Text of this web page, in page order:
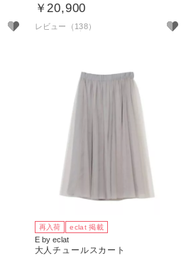
￥20,900
レビュー（138）
再入荷 eclat 掲載
E by eclat
大人チュールスカート